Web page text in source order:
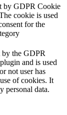
by GDPR Cookie
cookie is used
for the
by the GDPR
and is used
not user has
of cookies. It
personal data.